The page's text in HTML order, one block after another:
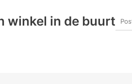
winkel in de buurt